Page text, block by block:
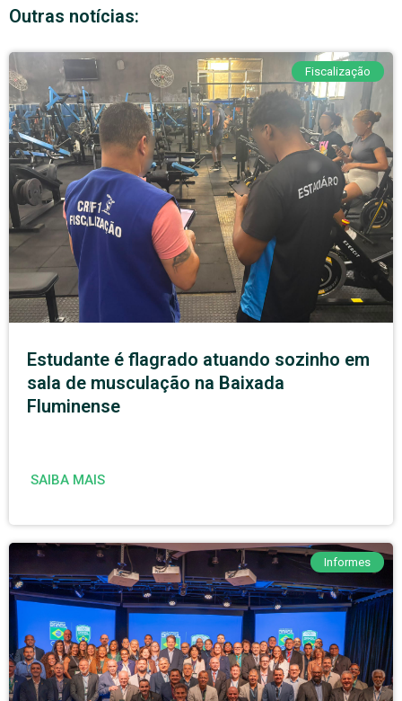
Outras notícias:
Fiscalização
Estudante é flagrado atuando sozinho em
sala de musculação na Baixada
Fluminense
SAIBA MAIS
Informes